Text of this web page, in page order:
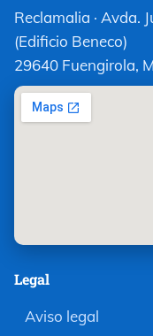
Reclamalia · Avda.
(Edificio Beneco)
29640 Fuengirola,
Legal
Aviso legal